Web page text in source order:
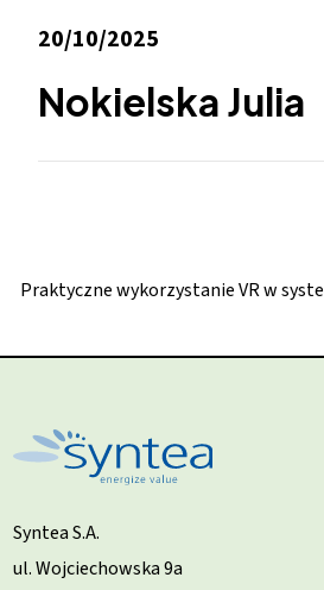
20/10/2025
Nokielska Julia
Praktyczne wykorzystanie VR w
Syntea S.A.
ul. Wojciechowska 9a